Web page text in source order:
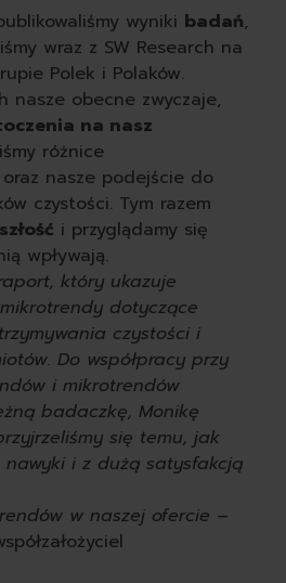
samochodowe
wyniki badań,
wraz z SW Research na
Polek i Polaków.
nasze obecne zwyczaje,
na nasz
różnice
nasze podejście do
czystości. Tym razem
i przyglądamy się
wpływają.
który ukazuje
dotyczące
czystości i
Do współpracy przy
i mikrotrendów
badaczkę, Monikę
się temu, jak
i z dużą satysfakcją
w naszej ofercie –